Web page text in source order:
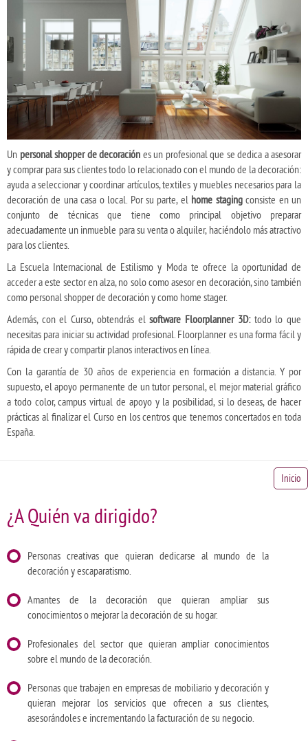
Un personal shopper de decoración es un profesional que se dedica a asesorar
y comprar para sus clientes todo lo relacionado con el mundo de la decoración:
ayuda a seleccionar y coordinar artículos, textiles y muebles necesarios para la
decoración de una casa o local. Por su parte, el home stagingconsiste en un
conjunto de técnicas que tiene como principal objetivo preparar
adecuadamente un inmueble para su venta o alquiler, haciéndolo más atractivo
para los clientes.
La Escuela Internacional de Estilismo y Moda te ofrece la oportunidad de
acceder a este sector en alza, no solo como asesor en decoración, sino también
como personal shopper de decoración y como home stager.
Además, con el Curso, obtendrás elsoftware Floorplanner 3D: todo lo que
necesitas para iniciar su actividad profesional. Floorplanner es una forma fácil y
rápida de crear y compartir planos interactivos en línea.
Con la garantía de 30 años de experiencia en formación a distancia. Y por
supuesto, el apoyo permanente de un tutor personal, el mejor material gráfico
a todo color, campus virtual de apoyo y la posibilidad, si lo deseas, de hacer
prácticas al finalizar el Curso en los centros que tenemos concertados en toda
España.
Inicio
¿A Quién va dirigido?
Personas creativas que quieran dedicarse al mundo de la
decoración y escaparatismo.
Amantes de la decoración que quieran ampliar sus
conocimientos o mejorar la decoración de su hogar.
Profesionales del sector que quieran ampliar conocimientos
sobre el mundo de la decoración.
Personas que trabajen en empresas de mobiliario y decoración y
quieran mejorar los servicios que ofrecen a sus clientes,
asesorándoles e incrementando la facturación de su negocio.